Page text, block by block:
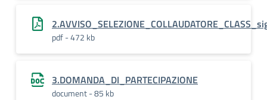
pdf - 472 kb
3.DOMANDA_DI_PARTECIPAZIONE
document - 85 kb